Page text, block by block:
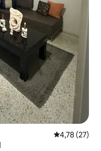
Classificação
4,78 (27)